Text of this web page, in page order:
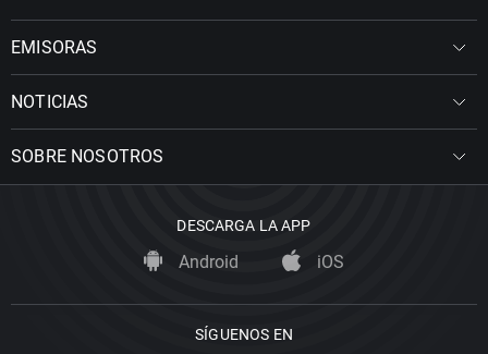
EMISORAS
NOTICIAS
SOBRE NOSOTROS
DESCARGA LA APP
Android iOS
SÍGUENOS EN